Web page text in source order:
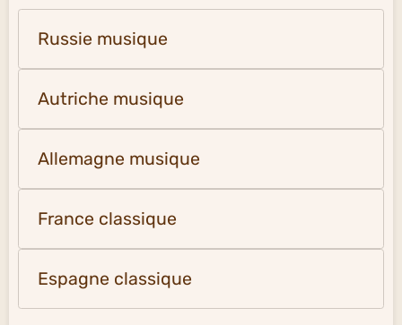
Russie musique
Autriche musique
Allemagne musique
France classique
Espagne classique